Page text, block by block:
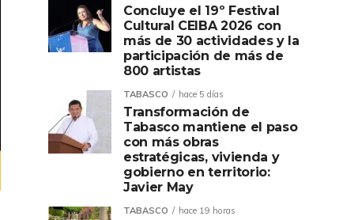
Concluye el 19º Festival
Cultural CEIBA 2026 con
más de 30 actividades y la
participación de más de
800 artistas
TABASCO hace 5 días
Transformación de
Tabasco mantiene el paso
con más obras
estratégicas, vivienda y
gobierno en territorio:
Javier May
TABASCO hace 19 horas